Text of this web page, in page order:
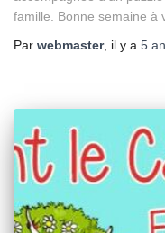
famille. Bonne semaine à
Par webmaster, il y a 5